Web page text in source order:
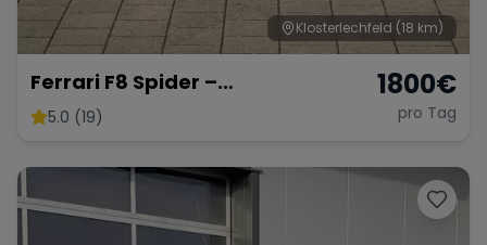
Klosterlechfeld (18 km)
Ferrari F8 Spider –
Atemberaubendes Cabrio
5.0 (19)
1800€
pro Tag